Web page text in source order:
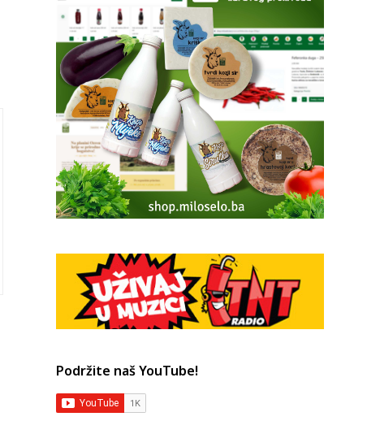
Podržite naš YouTube!